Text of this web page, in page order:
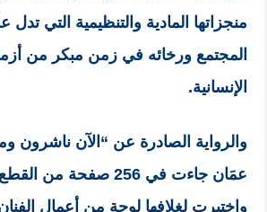
منجزاتها المادية والتنظيمية التي
المجتمع ورخائه في زمن مبكر من
الإنسانية.
والرواية الصادرة عن “الآن ناشرون
عمَان جاءت في 256 صفحة
واختيرت لغلافها لوحة من أعمال